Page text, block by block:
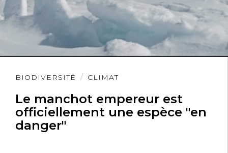
BIODIVERSITÉ CLIMAT
Le manchot empereur est
officiellement une espèce "en
danger"
Lire